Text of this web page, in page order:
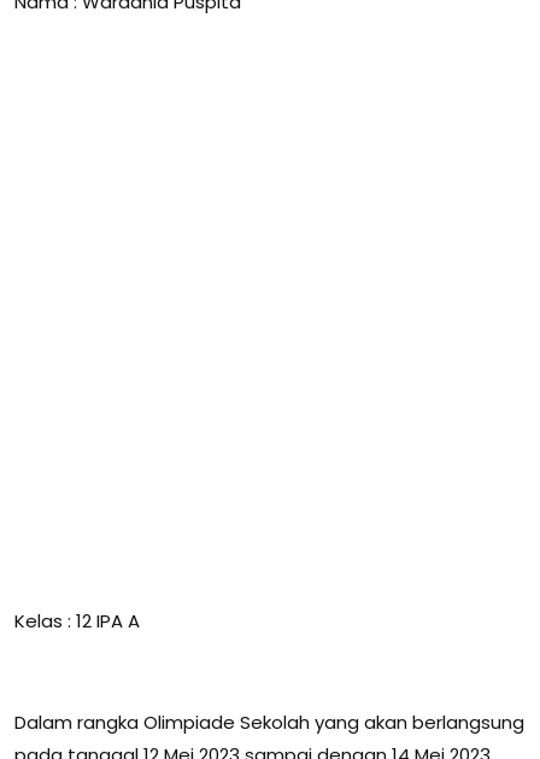
Kelas : 12 IPA A
Dalam rangka Olimpiade Sekolah yang akan berlangsung